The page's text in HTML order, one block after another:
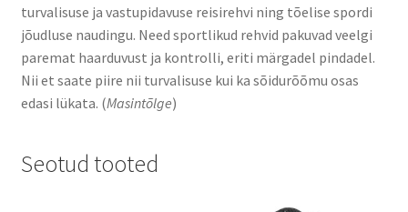
turvalisuse ja vastupidavuse reisirehvi ning tõelise spordi
jõudluse naudingu. Need sportlikud rehvid pakuvad veelgi
paremat haarduvust ja kontrolli, eriti märgadel pindadel.
Nii et saate piire nii turvalisuse kui ka sõidurõõmu osas
edasi lükata. (Masintõlge)
Seotud tooted